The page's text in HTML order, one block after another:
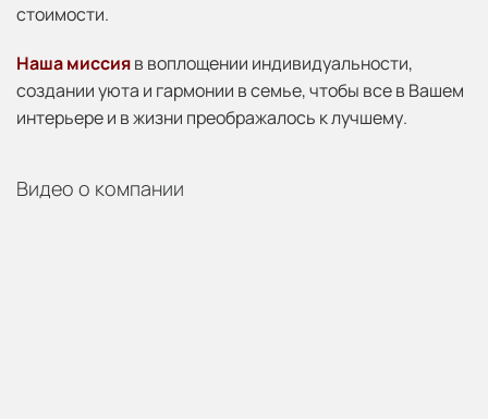
стоимости.
Наша миссияв воплощении индивидуальности,
создании уюта и гармонии в семье, чтобы все в Вашем
интерьере и в жизни преображалось к лучшему.
Видео о компании